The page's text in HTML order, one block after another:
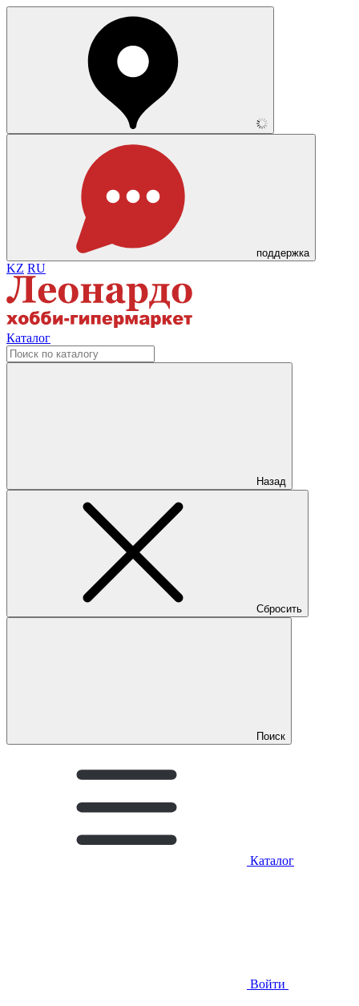
поддержка
KZ RU
Каталог
Назад
Сбросить
Поиск
Каталог
Войти